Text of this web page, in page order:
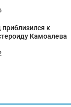
приблизился к
Камоалева